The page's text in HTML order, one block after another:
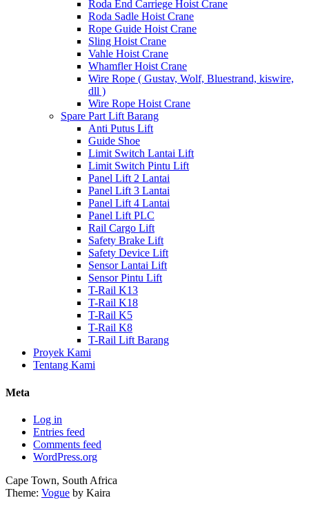
Roda End Carriege Hoist Crane
Roda Sadle Hoist Crane
Rope Guide Hoist Crane
Sling Hoist Crane
Vahle Hoist Crane
Whamfler Hoist Crane
Wire Rope ( Gustav, Wolf, Bluestrand, kiswire,
dll )
Wire Rope Hoist Crane
Spare Part Lift Barang
Anti Putus Lift
Guide Shoe
Limit Switch Lantai Lift
Limit Switch Pintu Lift
Panel Lift 2 Lantai
Panel Lift 3 Lantai
Panel Lift 4 Lantai
Panel Lift PLC
Rail Cargo Lift
Safety Brake Lift
Safety Device Lift
Sensor Lantai Lift
Sensor Pintu Lift
T-Rail K13
T-Rail K18
T-Rail K5
T-Rail K8
T-Rail Lift Barang
Proyek Kami
Tentang Kami
Meta
Log in
Entries feed
Comments feed
WordPress.org
Cape Town, South Africa
Theme: Vogue by Kaira